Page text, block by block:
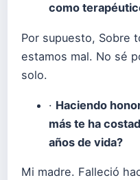
como
Por supuesto, Sobre
estamos mal. No sé
solo.
· Haciendo
más te ha
años de vida?
Mi madre. Falleció